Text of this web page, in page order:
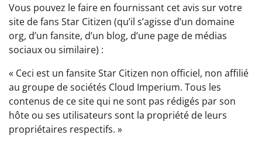
Vous pouvez le faire en fournissant cet avis sur votre
site de fans Star Citizen (qu’il s’agisse d’un domaine
org, d’un fansite, d’un blog, d’une page de médias
sociaux ou similaire) :
« Ceci est un fansite Star Citizen non officiel, non affilié
au groupe de sociétés Cloud Imperium. Tous les
contenus de ce site qui ne sont pas rédigés par son
hôte ou ses utilisateurs sont la propriété de leurs
propriétaires respectifs. »